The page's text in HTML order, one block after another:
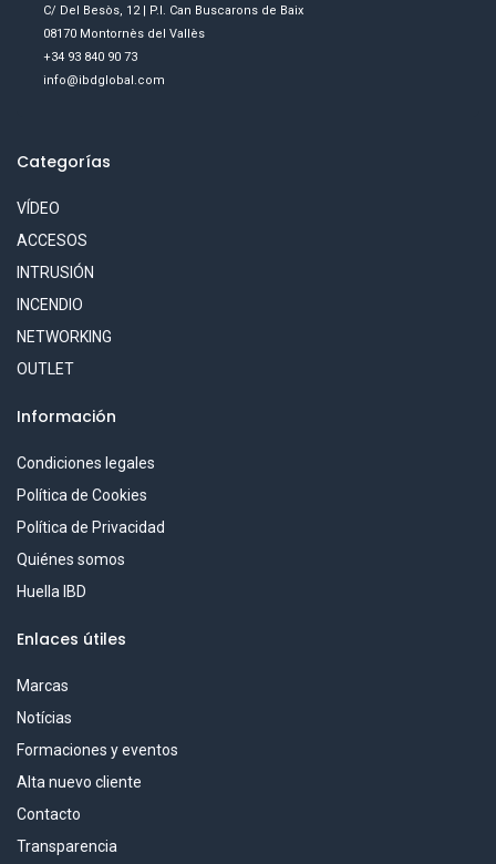
C/ Del Besòs, 12 | P.I. Can Buscarons de Baix
08170 Montornès del Vallès
+34 93 840 90 73
info@ibdglobal.com
Categorías
VÍDEO
ACCESOS
INTRUSIÓN
INCENDIO
NETWORKING
OUTLET
Información
Condiciones legales
Política de Cookies
Política de Privacidad
Quiénes somos
Huella IBD
Enlaces útiles
Marcas
Notícias
Formaciones y eventos
Alta nuevo cliente
Contacto
Transparencia